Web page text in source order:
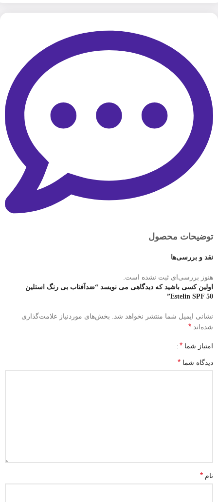
توضیحات محصول
نقد و بررسی‌ها
هنوز بررسی‌ای ثبت نشده است.
اولین کسی باشید که دیدگاهی می نویسد “ضدآفتاب بی رنگ استلین
Estelin SPF 50”
نشانی ایمیل شما منتشر نخواهد شد.
بخش‌های موردنیاز علامت‌گذاری
شده‌اند *
امتیاز شما *
دیدگاه شما *
نام *